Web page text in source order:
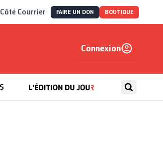
Courrier FAIRE UN DON BOUTIQUE
Connexion